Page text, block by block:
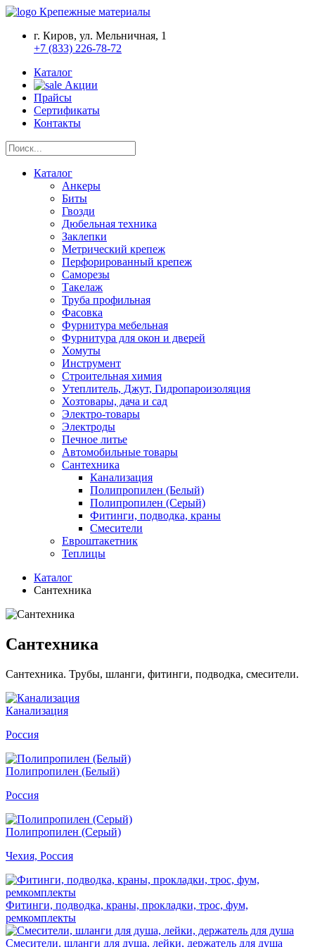
Крепежные материалы
г. Киров, ул. Мельничная, 1
+7 (833) 226-78-72
Каталог
Акции
Прайсы
Сертификаты
Контакты
Каталог
Анкеры
Биты
Гвозди
Дюбельная техника
Заклепки
Метрический крепеж
Перфорированный крепеж
Саморезы
Такелаж
Труба профильная
Фасовка
Фурнитура мебельная
Фурнитура для окон и дверей
Хомуты
Инструмент
Строительная химия
Утеплитель, Джут, Гидропароизоляция
Хозтовары, дача и сад
Электро-товары
Электроды
Печное литье
Автомобильные товары
Сантехника
Канализация
Полипропилен (Белый)
Полипропилен (Серый)
Фитинги, подводка, краны
Смесители
Евроштакетник
Теплицы
Каталог
Сантехника
Сантехника
Сантехника. Трубы, шланги, фитинги, подводка, смесители.
Канализация
Россия
Полипропилен (Белый)
Россия
Полипропилен (Серый)
Чехия, Россия
Фитинги, подводка, краны, прокладки, трос, фум,
ремкомплекты
Смесители, шланги для душа, лейки, держатель для душа